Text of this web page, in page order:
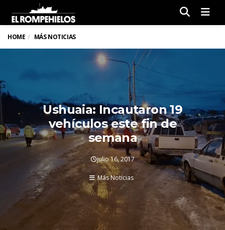
HOME MÁS NOTICIAS
Ushuaia: Incautaron 19
vehículos este fin de
semana
julio 16, 2017
Más Noticias